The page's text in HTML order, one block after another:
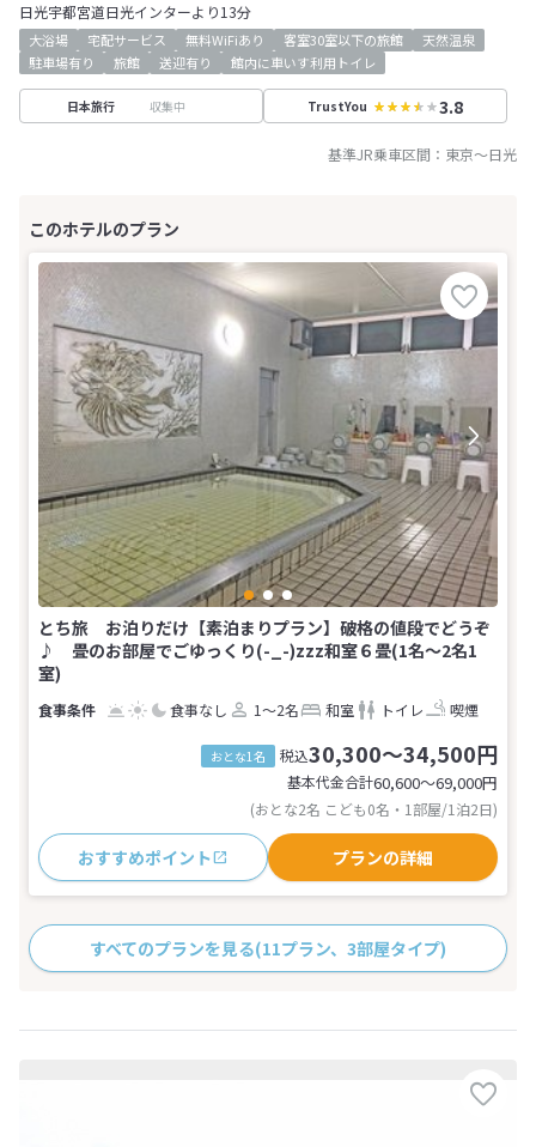
日光宇都宮道日光インターより13分
大浴場 宅配サービス 無料WiFiあり 客室30室以下の旅館
天然温泉
駐車場有り
旅館 送迎有り 館内に車いす利用トイレ
日本旅行 収集中 TrustYou 3.8
基準JR乗車区間： 東京～日光
とち旅 お泊りだけ【素泊まりプラン】破格の値段でどうぞ
♪ 畳のお部屋でごゆっくり(-_-)zzz和室６畳(1名～2名1
室)
食事なし 1～2名 和室 トイレ 喫煙
おとな1名 税込30,300～34,500円
基本代金合計60,600〜69,000円
(おとな2名 こども0名・1部屋/1泊2日)
おすすめポイント プランの詳細
すべてのプランを見る(11プラン、3部屋タイプ)